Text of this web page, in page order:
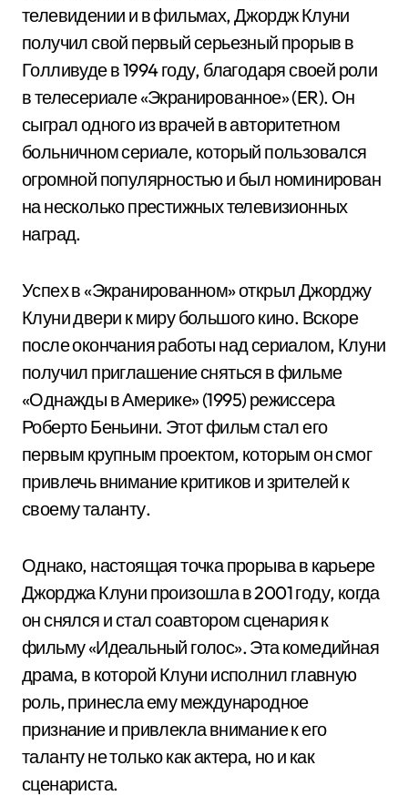
телевидении и в фильмах, Джордж Клуни
получил свой первый серьезный прорыв в
Голливуде в 1994 году, благодаря своей роли
в телесериале «Экранированное» (ER). Он
сыграл одного из врачей в авторитетном
больничном сериале, который пользовался
огромной популярностью и был номинирован
на несколько престижных телевизионных
наград.
Успех в «Экранированном» открыл Джорджу
Клуни двери к миру большого кино. Вскоре
после окончания работы над сериалом, Клуни
получил приглашение сняться в фильме
«Однажды в Америке» (1995) режиссера
Роберто Беньини. Этот фильм стал его
первым крупным проектом, которым он смог
привлечь внимание критиков и зрителей к
своему таланту.
Однако, настоящая точка прорыва в карьере
Джорджа Клуни произошла в 2001 году, когда
он снялся и стал соавтором сценария к
фильму «Идеальный голос». Эта комедийная
драма, в которой Клуни исполнил главную
роль, принесла ему международное
признание и привлекла внимание к его
таланту не только как актера, но и как
сценариста.